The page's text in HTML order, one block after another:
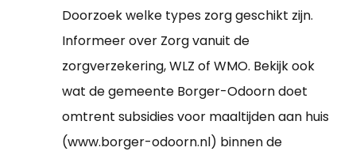
Doorzoek welke types zorg geschikt zijn.
Informeer over Zorg vanuit de
zorgverzekering, WLZ of WMO. Bekijk ook
wat de gemeente Borger-Odoorn doet
omtrent subsidies voor maaltijden aan huis
(www.borger-odoorn.nl) binnen de